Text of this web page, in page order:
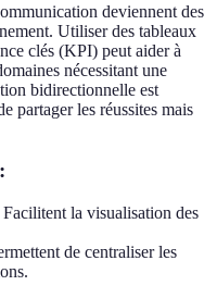
deviennent des
Utiliser des tableaux
clés (KPI) peut aider à
nécessitant une
bidirectionnelle est
partager les réussites mais
Facilitent la visualisation des
de centraliser les